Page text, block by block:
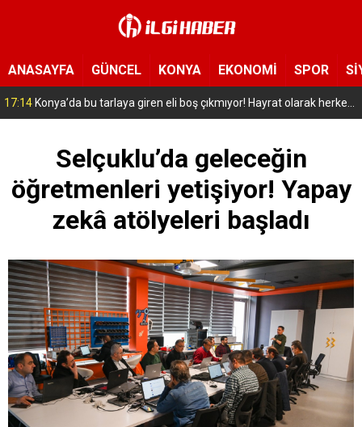
ANASAYFA GÜNCEL KONYA EKONOMİ SPOR
17:14 Konya’da bu tarlaya giren eli boş çıkmıyor! Hayrat olarak herkese açıldı
Selçuklu’da geleceğin
öğretmenleri yetişiyor! Yapay
zekâ atölyeleri başladı